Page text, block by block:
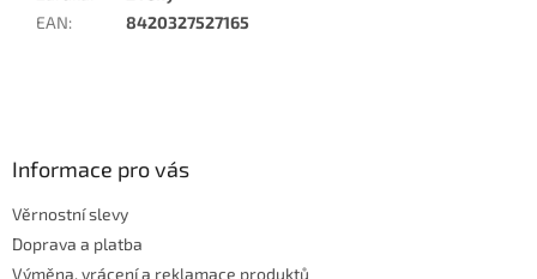
EAN: 8420327527165
Informace pro vás
Věrnostní slevy
Doprava a platba
Výměna, vrácení a reklamace produktů